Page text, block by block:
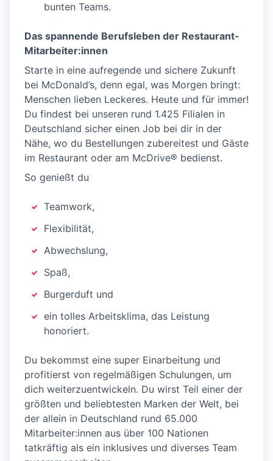
bunten Teams.
Das spannende Berufsleben der Restaurant-
Mitarbeiter:innen
Starte in eine aufregende und sichere Zukunft
bei McDonald’s, denn egal, was Morgen bringt:
Menschen lieben Leckeres. Heute und für immer!
Du findest bei unseren rund 1.425 Filialen in
Deutschland sicher einen Job bei dir in der
Nähe, wo du Bestellungen zubereitest und Gäste
im Restaurant oder am McDrive® bedienst.
So genießt du
Teamwork,
Flexibilität,
Abwechslung,
Spaß,
Burgerduft und
ein tolles Arbeitsklima, das Leistung
honoriert.
Du bekommst eine super Einarbeitung und
profitierst von regelmäßigen Schulungen, um
dich weiterzuentwickeln. Du wirst Teil einer der
größten und beliebtesten Marken der Welt, bei
der allein in Deutschland rund 65.000
Mitarbeiter:innen aus über 100 Nationen
tatkräftig als ein inklusives und diverses Team